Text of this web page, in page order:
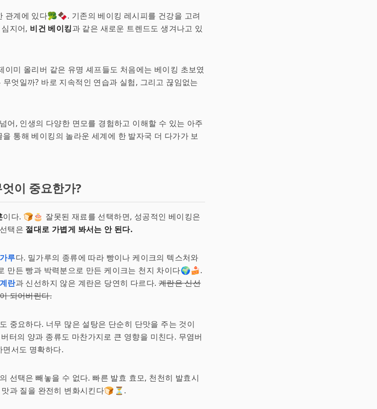
관계에 있다🥦🍫. 기존의 베이킹 레시피를 건강을 고려
지어, 비건 베이킹과 같은 새로운 트렌드도 생겨나고 있
이미 올리버 같은 유명 셰프들도 처음에는 베이킹 초보였
무엇일까? 바로 지속적인 연습과 실험, 그리고 끊임없는
어, 인생의 다양한 면모를 경험하고 이해할 수 있는 아주
통해 베이킹의 놀라운 세계에 한 발자국 더 다가가 보
이 중요한가?
이다. 🍞🎂 잘못된 재료를 선택하면, 성공적인 베이킹은
택은 절대로 가볍게 봐서는 안 된다.
루다. 밀가루의 종류에 따라 빵이나 케이크의 텍스처와
만든 빵과 박력분으로 만든 케이크는 천지 차이다🌍🍰.
계란과 신선하지 않은 계란은 당연히 다르다.계란은 신선
되어버린다.
중요하다. 너무 많은 설탕은 단순히 단맛을 주는 것이
의 양과 종류도 마찬가지로 큰 영향을 미친다. 무염버
서도 명확하다.
의 선택은 빼놓을 수 없다. 빠른 발효 효모, 천천히 발효시
과 질을 완전히 변화시킨다🍞⏳.